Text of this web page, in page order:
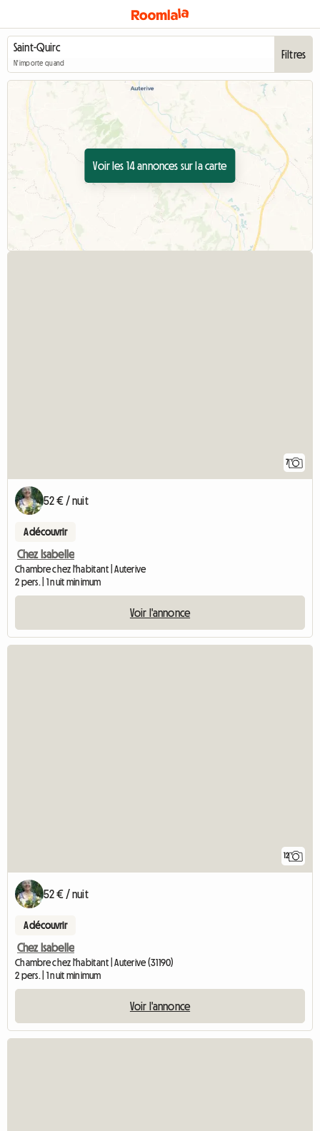
N'importe quand
Filtres
Voir les 14 annonces sur la carte
7
52 € / nuit
A découvrir
Chez Isabelle
Chambre chez l'habitant | Auterive
2 pers. | 1 nuit minimum
Voir l'annonce
12
52 € / nuit
A découvrir
Chez Isabelle
Chambre chez l'habitant | Auterive (31190)
2 pers. | 1 nuit minimum
Voir l'annonce